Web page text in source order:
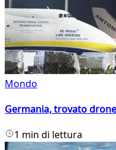
Mondo
Germania, trovato
1 min di lettura